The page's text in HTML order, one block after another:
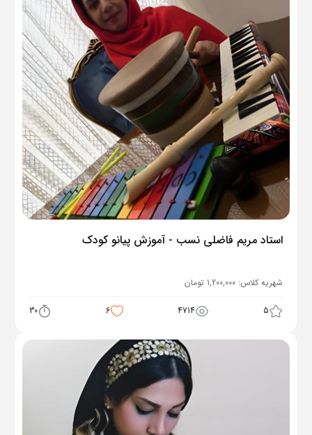
استاد مریم فاضلی نسب - آموزش پیانو کودک
شهریه کلاس: 1,200,000 تومان
5
4714
6
30